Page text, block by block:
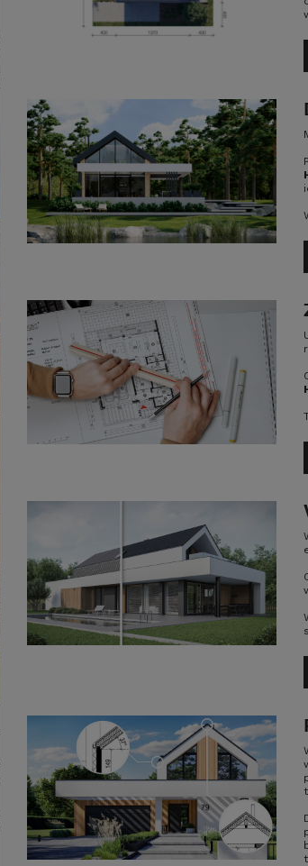
42 o sześć nowych wzorów  powierzchni
ich estetyki do oczekiwań właścicieli.
ułożeniem słojów drewna.
klinkierową, dodając im smukłości i elegancji.
domu nie tylko poprawia komfort życia
opłacalną inwestycją. Atrakcyjna
przyciągać wzrok i podniesie wartość
przez firmę Hörmann innowacyjnej
bezpieczeństwem użytkowania
wkomponuje bramę w elewację.